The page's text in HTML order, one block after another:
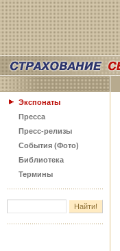
Экспонаты
Пресса
Пресс-релизы
События (Фото)
Библиотека
Термины